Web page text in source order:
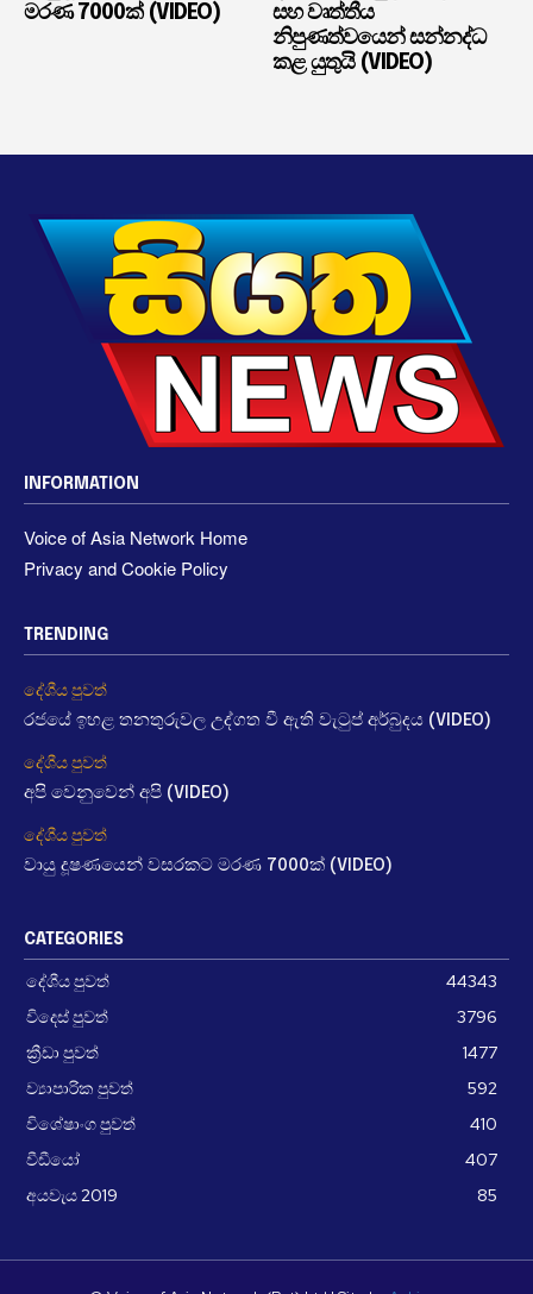
මරණ 7000ක් (VIDEO)
සහ වෘත්තීය
නිපුණත්වයෙන් සන්නද්ධ
කළ යුතුයි (VIDEO)
INFORMATION
Voice of Asia Network Home
Privacy and Cookie Policy
TRENDING
දේශීය පුවත්
රජයේ ඉහළ තනතුරුවල උද්ගත වී ඇති වැටුප් අර්බුදය (VIDEO)
දේශීය පුවත්
අපි වෙනුවෙන් අපි (VIDEO)
දේශීය පුවත්
වායු දූෂණයෙන් වසරකට මරණ 7000ක් (VIDEO)
CATEGORIES
දේශීය පුවත්
44343
විදෙස් පුවත්
3796
ක්‍රීඩා පුවත්
1477
ව්‍යාපාරික පුවත්
592
විශේෂාංග පුවත්
410
වීඩීයෝ
407
අයවැය 2019
85